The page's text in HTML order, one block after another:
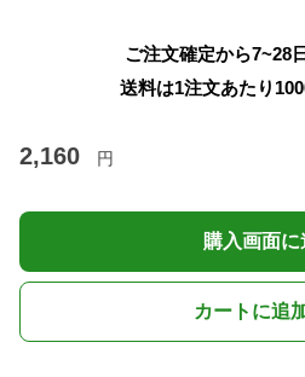
ご注文確定から7~28
送料は1注文あたり
2,160 円
購入画面に
カートに追